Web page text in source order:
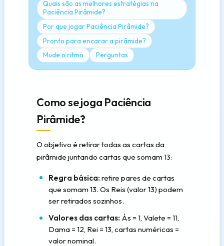
Quais são as melhores estratégias na
Paciência Pirâmide?
Por que jogar Paciência Pirâmide?
Pronto para encarar a pirâmide?
Mude o ritmo
Perguntas
Como se joga Paciência
Pirâmide?
O objetivo é retirar todas as cartas da
pirâmide juntando cartas que somam 13:
Regra básica: retire pares de cartas
que somam 13. Os Reis (valor 13) podem
ser retirados sozinhos.
Valores das cartas: Ás = 1, Valete = 11,
Dama = 12, Rei = 13, cartas numéricas =
valor nominal.